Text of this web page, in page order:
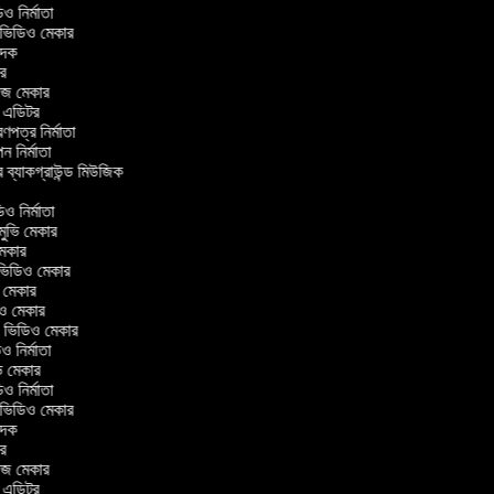
নির্মাতা
মেকার
মেকার
এডিটর
নির্মাতা
নির্মাতা
ব্যাকগ্রাউন্ড মিউজিক
নির্মাতা
মেকার
মেকার
মেকার
মেকার
মেকার
নির্মাতা
মেকার
নির্মাতা
মেকার
মেকার
এডিটর